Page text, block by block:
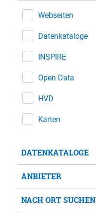
Webseiten
Datenkataloge
INSPIRE
Open Data
HVD
Karten
DATENKATALOGE
ANBIETER
NACH ORT SUCHEN